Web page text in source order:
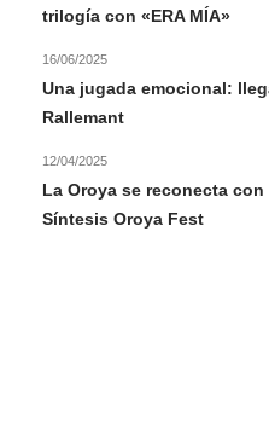
trilogía con «ERA MÍA»
Una jugada emocional:
Rallemant
16/06/2025
La Oroya se reconecta
Síntesis Oroya Fest
12/04/2025